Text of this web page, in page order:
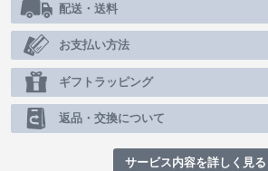
配送・送料
お支払い方法
ギフトラッピング
返品・交換について
サービス内容を詳しく見る